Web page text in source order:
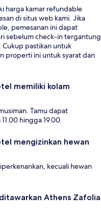
harga kamar refundable
di situs web kami. Jika
pemesanan ini dapat
sebelum check-in tergantung
pastikan untuk
properti ini untuk syarat dan
memiliki kolam
Tamu dapat
hingga 19.00.
mengizinkan hewan
kecuali hewan
Athens Zafolia